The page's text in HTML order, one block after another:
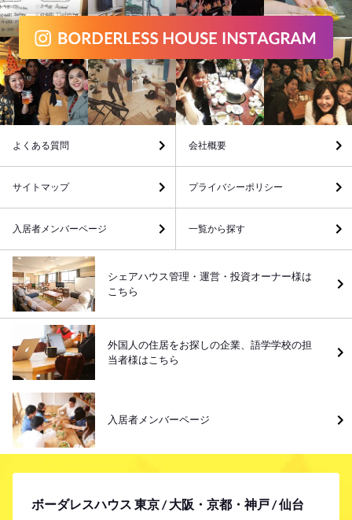
ボーダレスハウス 東京 / 大阪・京都・神戸 / 仙台
よくある質問 会社概要
サイトマップ プライバシーポリシー
入居者メンバーページ 一覧から探す
シェアハウス管理・運営・投資オーナー様は
こちら
外国人の住居をお探しの企業、語学学校の担
当者様はこちら
入居者メンバーページ